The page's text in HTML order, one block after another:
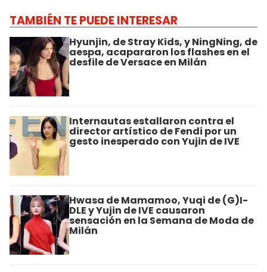
TAMBIÉN TE PUEDE INTERESAR
Hyunjin, de Stray Kids, y NingNing, de
aespa, acapararon los flashes en el
desfile de Versace en Milán
Internautas estallaron contra el
director artístico de Fendi por un
gesto inesperado con Yujin de IVE
Hwasa de Mamamoo, Yuqi de (G)I-
DLE y Yujin de IVE causaron
sensación en la Semana de Moda de
Milán